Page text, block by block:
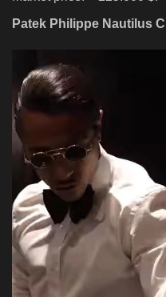
Patek Philippe Nautilus